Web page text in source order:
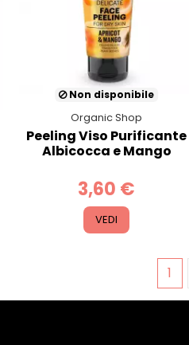
Non disponibile
Organic Shop
Peeling Viso Purificante
Albicocca e Mango
3,60 €
VEDI
1